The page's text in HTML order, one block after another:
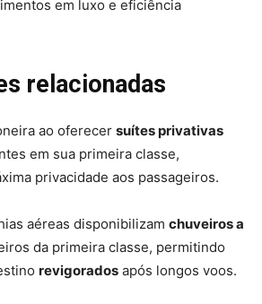
em luxo e eficiência
relacionadas
ao oferecer suítes privativas
em sua primeira classe,
privacidade aos passageiros.
aéreas disponibilizam chuveiros a
da primeira classe, permitindo
revigorados após longos voos.